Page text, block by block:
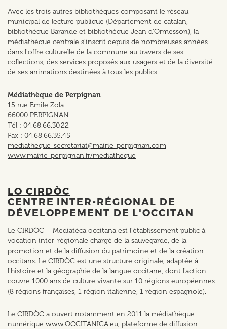
Avec les trois autres bibliothèques composant le réseau
municipal de lecture publique (Département de catalan,
bibliothèque Barande et bibliothèque Jean d'Ormesson), la
médiathèque centrale s'inscrit depuis de nombreuses années
dans l'offre culturelle de la commune au travers de ses
collections, des services proposés aux usagers et de la diversité
de ses animations destinées à tous les publics
Médiathèque de Perpignan
15 rue Emile Zola
66000 PERPIGNAN
Tél : 04.68.66.30.22
Fax : 04.68.66.35.45
mediatheque-secretariat@mairie-perpignan.com
www.mairie-perpignan.fr/mediatheque
LO CIRDÒC
CENTRE INTER-RÉGIONAL DE
DÉVELOPPEMENT DE L'OCCITAN
Le CIRDÒC – Mediatèca occitana est l'établissement public à
vocation inter-régionale chargé de la sauvegarde, de la
promotion et de la diffusion du patrimoine et de la création
occitans. Le CIRDÒC est une structure originale, adaptée à
l'histoire et la géographie de la langue occitane, dont l'action
couvre 1000 ans de culture vivante sur 10 régions européennes
(8 régions françaises, 1 région italienne, 1 région espagnole).
Le CIRDÒC a ouvert notamment en 2011 la médiathèque
numérique www.OCCITANICA.eu, plateforme de diffusion